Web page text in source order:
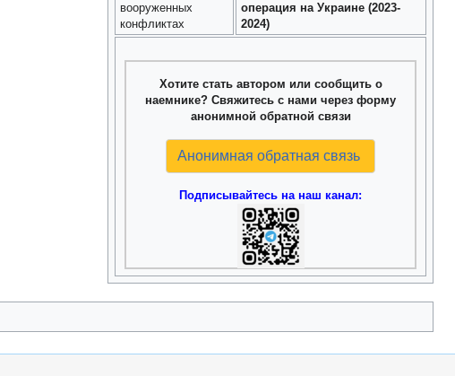
вооруженных
конфликтах
операция на Украине (2023-
2024)
Хотите стать автором или сообщить о
наемнике? Свяжитесь с нами через форму
анонимной обратной связи
Анонимная обратная связь
Подписывайтесь на наш канал: